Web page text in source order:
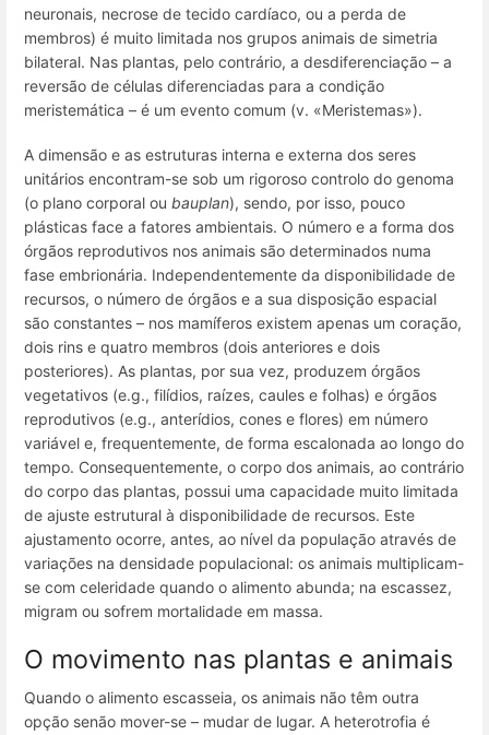
neuronais, necrose de tecido cardíaco, ou a perda de
membros) é muito limitada nos grupos animais de simetria
bilateral. Nas plantas, pelo contrário, a desdiferenciação – a
reversão de células diferenciadas para a condição
meristemática – é um evento comum (v. «Meristemas»).
A dimensão e as estruturas interna e externa dos seres
unitários encontram-se sob um rigoroso controlo do genoma
(o plano corporal ou bauplan), sendo, por isso, pouco
plásticas face a fatores ambientais. O número e a forma dos
órgãos reprodutivos nos animais são determinados numa
fase embrionária. Independentemente da disponibilidade de
recursos, o número de órgãos e a sua disposição espacial
são constantes – nos mamíferos existem apenas um coração,
dois rins e quatro membros (dois anteriores e dois
posteriores). As plantas, por sua vez, produzem órgãos
vegetativos (e.g., filídios, raízes, caules e folhas) e órgãos
reprodutivos (e.g., anterídios, cones e flores) em número
variável e, frequentemente, de forma escalonada ao longo do
tempo. Consequentemente, o corpo dos animais, ao contrário
do corpo das plantas, possui uma capacidade muito limitada
de ajuste estrutural à disponibilidade de recursos. Este
ajustamento ocorre, antes, ao nível da população através de
variações na densidade populacional: os animais multiplicam-
se com celeridade quando o alimento abunda; na escassez,
migram ou sofrem mortalidade em massa.
O movimento nas plantas e animais
Quando o alimento escasseia, os animais não têm outra
opção senão mover-se – mudar de lugar. A heterotrofia é